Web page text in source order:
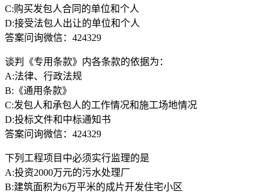
C:购买发包人合同的单位和个人
D:接受法包人出让的单位和个人
答案问询微信：424329
谈判《专用条款》内各条款的依据为：
A:法律、行政法规
B:《通用条款》
C:发包人和承包人的工作情况和施工场地情况
D:投标文件和中标通知书
答案问询微信：424329
下列工程项目中必须实行监理的是
A:投资2000万元的污水处理厂
B:建筑面积为6万平米的成片开发住宅小区